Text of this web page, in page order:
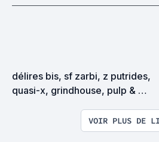
délires bis, sf zarbi, z putrides,
quasi-x, grindhouse, pulp &
VOIR PLUS DE